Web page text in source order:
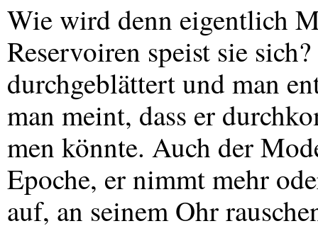
Wie wird denn eigentlich
Reservoiren speist sie
durchgeblättert und man
man meint, dass er
men könnte. Auch der
Epoche, er nimmt mehr
auf, an seinem Ohr